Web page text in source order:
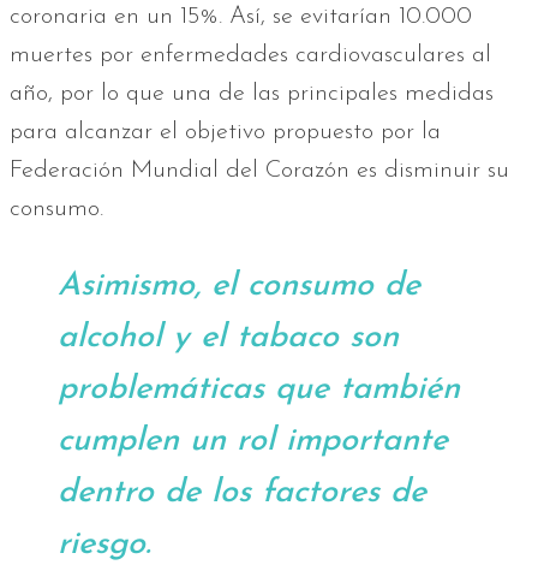
coronaria en un 15%. Así, se evitarían 10.000
muertes por enfermedades cardiovasculares al
año, por lo que una de las principales medidas
para alcanzar el objetivo propuesto por la
Federación Mundial del Corazón es disminuir su
consumo.
Asimismo, el consumo de
alcohol y el tabaco son
problemáticas que también
cumplen un rol importante
dentro de los factores de
riesgo.